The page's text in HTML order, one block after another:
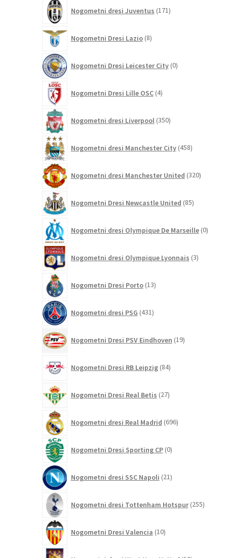
Nogometni dresi Juventus 171izdelkov
Nogometni Dresi Lazio 8izdelkov
Nogometni Dresi Leicester City 0izdelkov
Nogometni Dresi Lille OSC 4izdelki
Nogometni dresi Liverpool 350izdelkov
Nogometni dresi Manchester City 458izdelkov
Nogometni dresi Manchester United 320izdelkov
Nogometni Dresi Newcastle United 85izdelkov
Nogometni dresi Olympique De Marseille 0
Nogometni dresi Olympique Lyonnais 3izdelki
Nogometni Dresi Porto 13izdelkov
Nogometni dresi PSG 431izdelkov
Nogometni Dresi PSV Eindhoven 19izdelkov
Nogometni Dresi RB Leipzig 84izdelkov
Nogometni Dresi Real Betis 27izdelkov
Nogometni dresi Real Madrid 696izdelkov
Nogometni Dresi Sporting CP 0izdelkov
Nogometni dresi SSC Napoli 21izdelkov
Nogometni dresi Tottenham Hotspur 255
Nogometni Dresi Valencia 10izdelkov